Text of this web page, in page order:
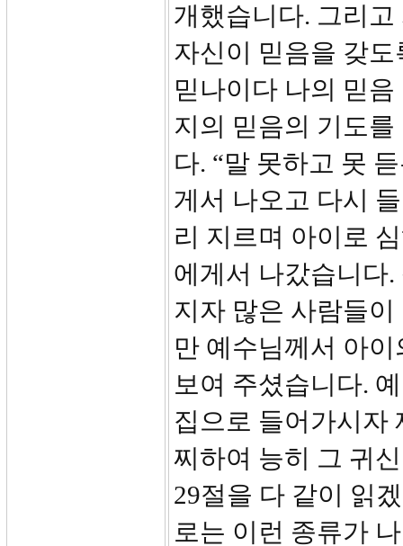
개했습니다. 그리
자신이 믿음을 갖
믿나이다 나의 믿
지의 믿음의 기도
다. “말 못하고 못
게서 나오고 다시
리 지르며 아이로
에게서 나갔습니다
지자 많은 사람들
만 예수님께서 아
보여 주셨습니다.
집으로 들어가시자
찌하여 능히 그 귀
29절을 다 같이 읽
로는 이런 종류가